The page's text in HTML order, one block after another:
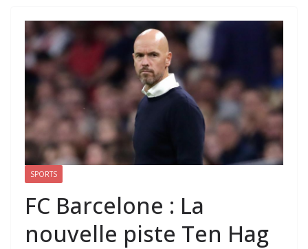
SPORTS
FC Barcelone : La
nouvelle piste Ten Hag